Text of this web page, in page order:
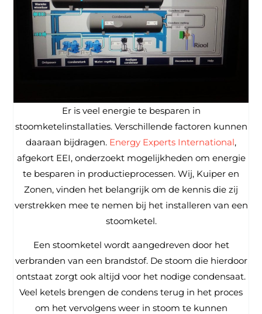
Er is veel energie te besparen in
stoomketelinstallaties. Verschillende factoren kunnen
daaraan bijdragen. Energy Experts International,
afgekort EEI, onderzoekt mogelijkheden om energie
te besparen in productieprocessen. Wij, Kuiper en
Zonen, vinden het belangrijk om de kennis die zij
verstrekken mee te nemen bij het installeren van een
stoomketel.
Een stoomketel wordt aangedreven door het
verbranden van een brandstof. De stoom die hierdoor
ontstaat zorgt ook altijd voor het nodige condensaat.
Veel ketels brengen de condens terug in het proces
om het vervolgens weer in stoom te kunnen